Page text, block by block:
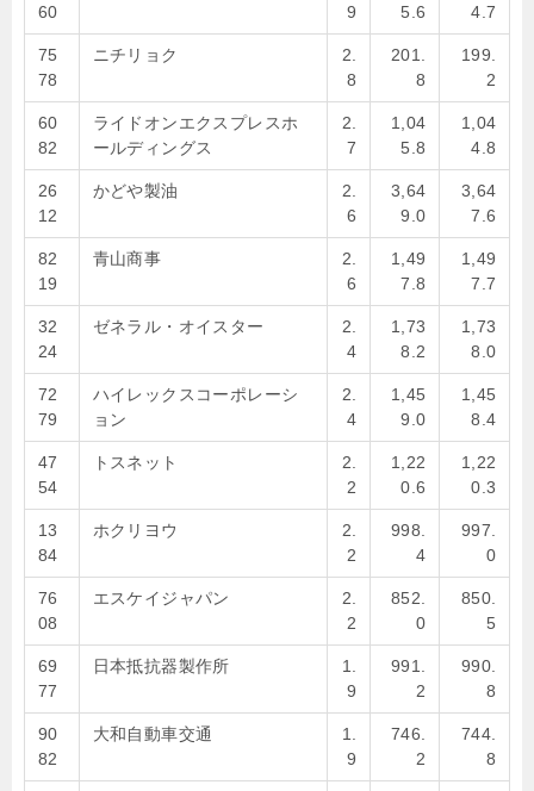
60
9
5.6
4.7
75
78
ニチリョク
2.
8
201.
8
199.
2
60
82
ライドオンエクスプレスホ
ールディングス
2.
7
1,04
5.8
1,04
4.8
26
12
かどや製油
2.
6
3,64
9.0
3,64
7.6
82
19
青山商事
2.
6
1,49
7.8
1,49
7.7
32
24
ゼネラル・オイスター
2.
4
1,73
8.2
1,73
8.0
72
79
ハイレックスコーポレーシ
ョン
2.
4
1,45
9.0
1,45
8.4
47
54
トスネット
2.
2
1,22
0.6
1,22
0.3
13
84
ホクリヨウ
2.
2
998.
4
997.
0
76
08
エスケイジャパン
2.
2
852.
0
850.
5
69
77
日本抵抗器製作所
1.
9
991.
2
990.
8
90
82
大和自動車交通
1.
9
746.
2
744.
8